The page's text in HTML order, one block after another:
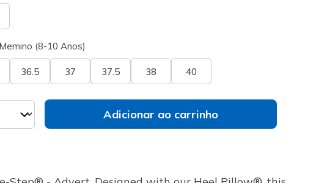
(8-10 Anos)
36.5 37 37.5 38 40
Adicionar ao carrinho